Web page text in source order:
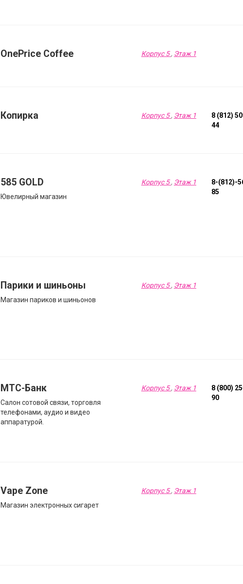
OnePrice Coffee Корпус 5, Этаж 1
Копирка Корпус 5, Этаж 1
8 (812)
44
585 GOLD
Ювелирный магазин
Корпус 5, Этаж 1
8-(812)-
85
Парики и шиньоны
Магазин париков и шиньонов
Корпус 5, Этаж 1
МТС-Банк
Салон сотовой связи, торговля
телефонами, аудио и видео
аппаратурой.
Корпус 5, Этаж 1
8 (800)
90
Vape Zone
Магазин электронных сигарет
Корпус 5, Этаж 1